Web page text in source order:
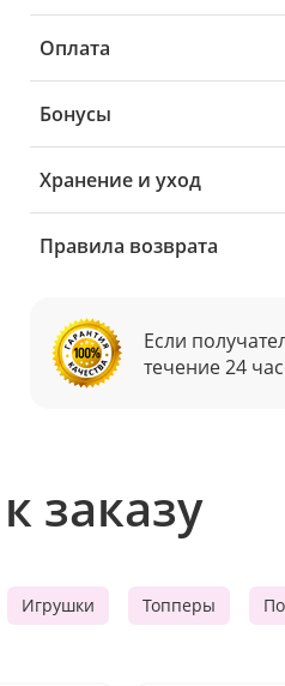
Оплата
Бонусы
Хранение и уход
Правила возврата
Если
течение 24
заказу
Игрушки Топперы